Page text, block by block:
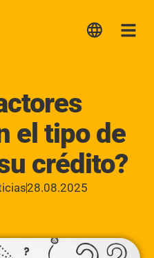
el tipo de
crédito?
28.08.2025